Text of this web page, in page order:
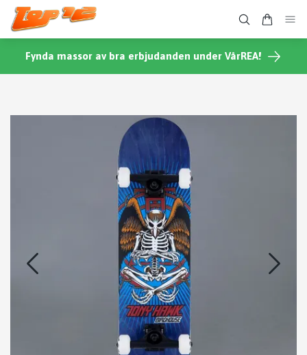
Fynda massor av bra erbjudanden under VårREA!